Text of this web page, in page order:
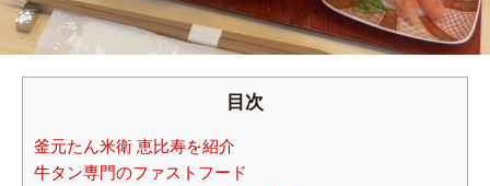
目次
釜元たん米衛 恵比寿を紹介
牛タン専門のファストフード